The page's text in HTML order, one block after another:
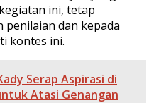
ini, tetap
dan kepada
kontes ini.
Serap Aspirasi di
Atasi Genangan